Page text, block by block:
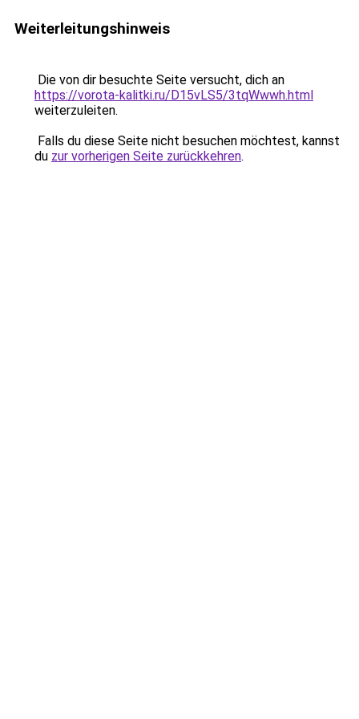
Weiterleitungshinweis
Die von dir besuchte Seite versucht, dich an
https://vorota-kalitki.ru/D15vLS5/3tqWwwh.html
weiterzuleiten.
Falls du diese Seite nicht besuchen möchtest, kannst
du zur vorherigen Seite zurückkehren.